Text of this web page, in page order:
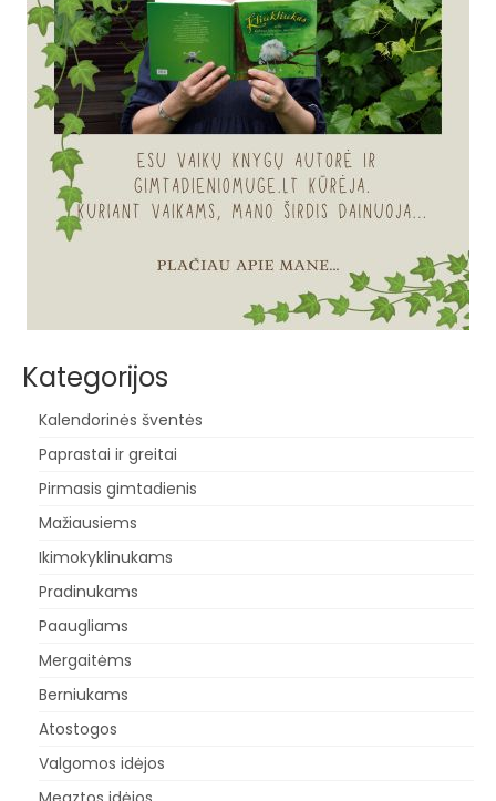
Kategorijos
Kalendorinės šventės
Paprastai ir greitai
Pirmasis gimtadienis
Mažiausiems
Ikimokyklinukams
Pradinukams
Paaugliams
Mergaitėms
Berniukams
Atostogos
Valgomos idėjos